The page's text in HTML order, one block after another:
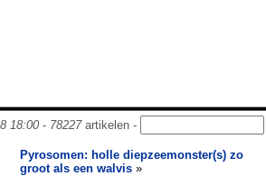
18:00- 78227artikelen -
Pyrosomen: holle diepzeemonster(s) zo
groot als een walvis »